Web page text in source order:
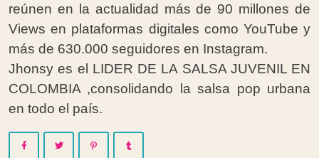
reúnen en la actualidad más de 90 millones de
Views en plataformas digitales como YouTube y
más de 630.000 seguidores en Instagram.
Jhonsy es el LIDER DE LA SALSA JUVENIL EN
COLOMBIA ,consolidando la salsa pop urbana
en todo el país.